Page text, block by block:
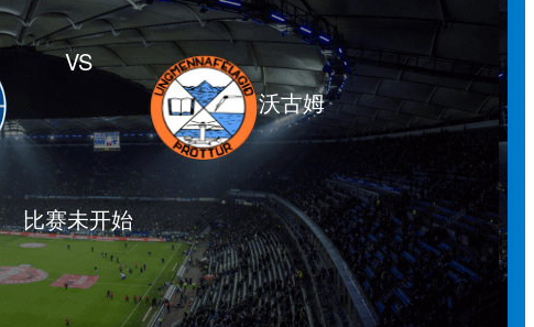
VS
比赛未开始
沃古姆